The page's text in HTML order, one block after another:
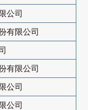
公司
有限公司
有限公司
公司
公司